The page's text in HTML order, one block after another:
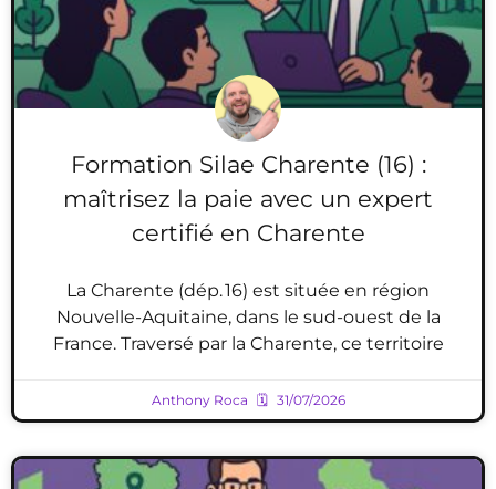
Formation Silae Charente (16) :
maîtrisez la paie avec un expert
certifié en Charente
La Charente (dép. 16) est située en région
Nouvelle-Aquitaine, dans le sud-ouest de la
France. Traversé par la Charente, ce territoire
Anthony Roca 31/07/2026